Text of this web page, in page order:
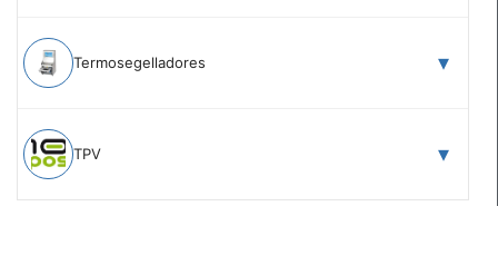
Termosegelladores
TPV